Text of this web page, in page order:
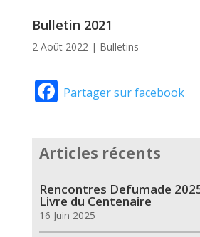
Bulletin 2021
2 Août 2022| Bulletins
Facebook
Partager sur facebook
Articles récents
Rencontres Defumade
Livre du Centenaire
16 Juin 2025